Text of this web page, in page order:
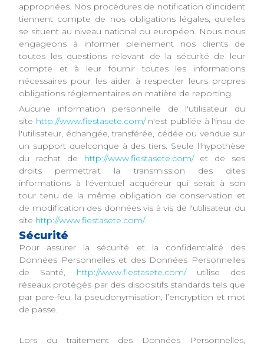
appropriées. Nos procédures de notification d’incident
tiennent compte de nos obligations légales, qu'elles
se situent au niveau national ou européen. Nous nous
engageons à informer pleinement nos clients de
toutes les questions relevant de la sécurité de leur
compte et à leur fournir toutes les informations
nécessaires pour les aider à respecter leurs propres
obligations réglementaires en matière de reporting.
Aucune information personnelle de l'utilisateur du
site http://www.fiestasete.com/n'est publiée à l'insu de
l'utilisateur, échangée, transférée, cédée ou vendue sur
un support quelconque à des tiers. Seule l'hypothèse
du rachat de http://www.fiestasete.com/et de ses
droits permettrait la transmission des dites
informations à l'éventuel acquéreur qui serait à son
tour tenu de la même obligation de conservation et
de modification des données vis à vis de l'utilisateur du
site http://www.fiestasete.com/.
Sécurité
Pour assurer la sécurité et la confidentialité des
Données Personnelles et des Données Personnelles
de Santé, http://www.fiestasete.com/utilise des
réseaux protégés par des dispositifs standards tels que
par pare-feu, la pseudonymisation, l’encryption et mot
de passe.
Lors du traitement des Données Personnelles,